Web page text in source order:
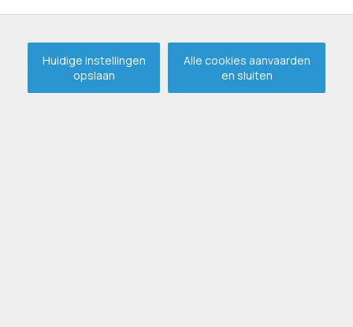
Te koop
Te huur
Realisaties
Onze service
Huidige instellingen
opslaan
Alle cookies aanvaarden
en sluiten